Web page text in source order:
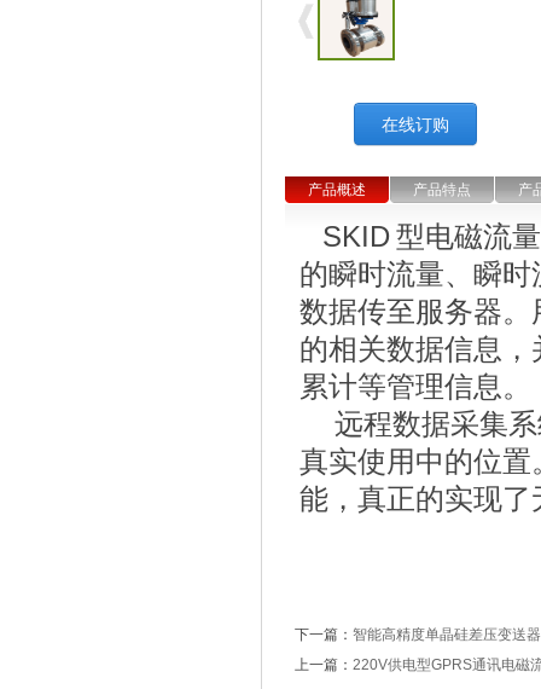
在线订购
产品概述 产品特点 产
SKID型电磁流
的瞬时流量、瞬
数据传至服务器
的相关数据信息
累计等管理信息。
远程数据采集
真实使用中的位
能，真正的实现
下一篇： 智能高精度单晶硅差压变送器
上一篇： 220V供电型GPRS通讯电磁